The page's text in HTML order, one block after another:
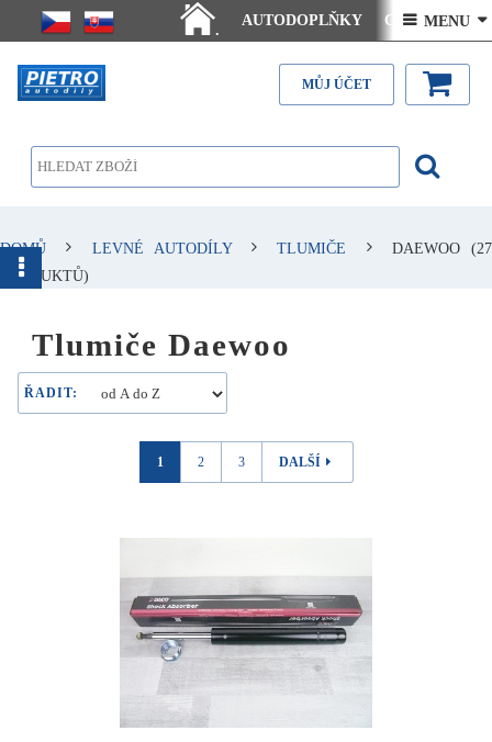
.
AUTODOPLŇKY Ceny doručení
Články - návody Kontakt
 MENU 
MŮJ ÚČET
DOMŮ LEVNÉ AUTODÍLY TLUMIČE DAEWOO(27
PRODUKTŮ)
Tlumiče Daewoo
ŘADIT:
1 2 3 DALŠÍ